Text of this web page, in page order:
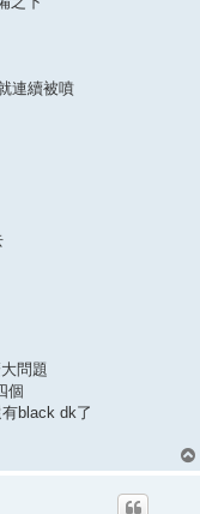
連續被噴
問題
個
black dk了